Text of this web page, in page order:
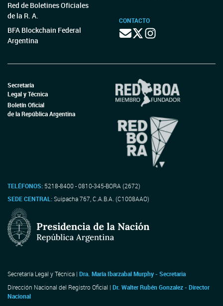
Red de Boletines Oficiales
de la R. A.
BFA Blockchain Federal
Argentina
CONTACTO
Secretaría
Legal y Técnica
Boletín Oficial
de la República Argentina
TELÉFONOS: 5218-8400 - 0810-345-BORA (2672)
SEDE CENTRAL:Suipacha 767, C.A.B.A. (C1008AAO)
Secretaría Legal y Técnica | Dra. María Ibarzabal Murphy - Secretaria
Dirección Nacional del Registro Oficial | Dr. Walter Rubén Gonzalez - Director
Nacional